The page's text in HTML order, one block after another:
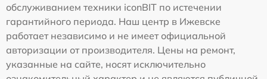
обслуживанием техники iconBIT по истечении
гарантийного периода. Наш центр в Ижевске
работает независимо и не имеет официальной
авторизации от производителя. Цены на ремонт,
указанные на сайте, носят исключительно